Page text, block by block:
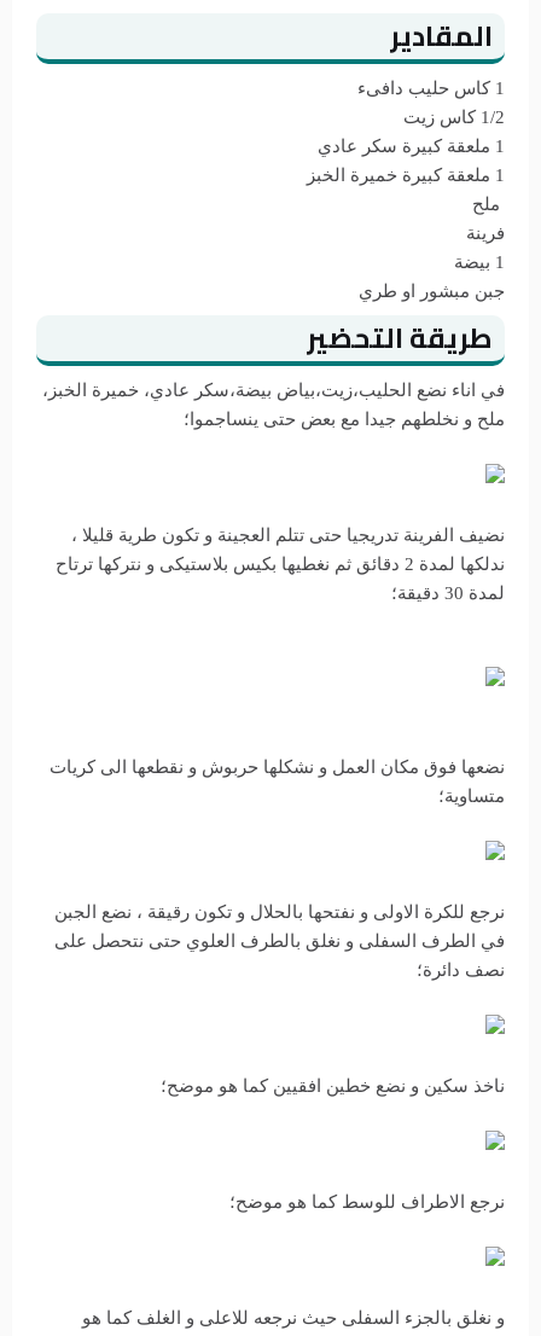
المقادير
1 كاس حليب دافىء
1/2 كاس زيت
1 ملعقة كبيرة سكر عادي
1 ملعقة كبيرة خميرة الخبز
ملح
فرينة
1 بيضة
جبن مبشور او طري
طريقة التحضير
في اناء نضع الحليب،زيت،بياض بيضة،سكر عادي، خميرة الخبز،
ملح و نخلطهم جيدا مع بعض حتى ينساجموا؛
نضيف الفرينة تدريجيا حتى تتلم العجينة و تكون طرية قليلا ،
ندلكها لمدة 2 دقائق ثم نغطيها بكيس بلاستيكى و نتركها ترتاح
لمدة 30 دقيقة؛
نضعها فوق مكان العمل و نشكلها حربوش و نقطعها الى كريات
متساوية؛
نرجع للكرة الاولى و نفتحها بالحلال و تكون رقيقة ، نضع الجبن
في الطرف السفلى و نغلق بالطرف العلوي حتى نتحصل على
نصف دائرة؛
ناخذ سكين و نضع خطين افقيين كما هو موضح؛
نرجع الاطراف للوسط كما هو موضح؛
و نغلق بالجزء السفلى حيث نرجعه للاعلى و الغلف كما هو